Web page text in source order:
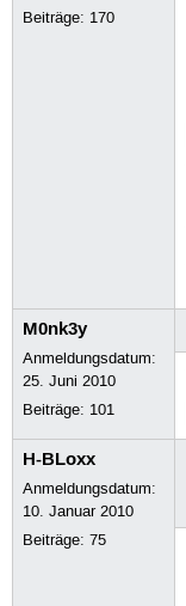
Beiträge: 170
M0nk3y
Anmeldungsdatum:
25. Juni 2010
Beiträge: 101
H-BLoxx
Anmeldungsdatum:
10. Januar 2010
Beiträge:75